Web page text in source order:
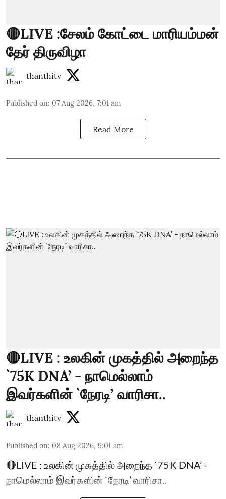
🔴LIVE :சேலம் கோட்டை மாரியம்மன்
தேர் திருவிழா
thanthitv
Published on: 07 Aug 2026, 7:01 am
Read More
🔴LIVE : உலகின் முகத்தில் அறைந்த
`75K DNA’ - நாமெல்லாம்
இவர்களின் `நேரடி’ வாரிசா..
thanthitv
Published on: 08 Aug 2026, 9:01 am
🔴LIVE : உலகின் முகத்தில் அறைந்த `75K DNA’ -
நாமெல்லாம் இவர்களின் `நேரடி’ வாரிசா..